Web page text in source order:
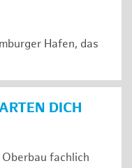
Hafen, das
DICH
fachlich